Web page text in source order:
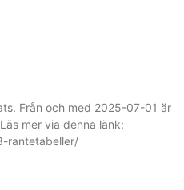
Från och med 2025-07-01 är
mer via denna länk:
rantetabeller/